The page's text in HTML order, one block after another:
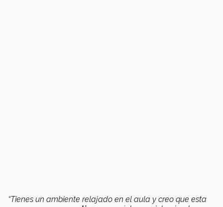
“Tienes un ambiente relajado en el aula y creo que esta